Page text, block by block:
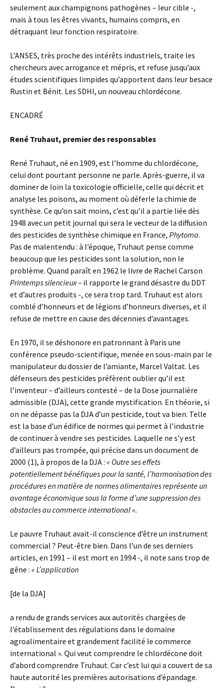
seulement aux champignons pathogènes – leur cible -,
mais à tous les êtres vivants, humains compris, en
détraquant leur fonction respiratoire.
L’ANSES, très proche des intérêts industriels, traite les
chercheurs avec arrogance et mépris, et refuse jusqu’aux
études scientifiques limpides qu’apportent dans leur besace
Rustin et Bénit. Les SDHI, un nouveau chlordécone.
ENCADRÉ
René Truhaut, premier des responsables
René Truhaut, né en 1909, est l’homme du chlordécone,
celui dont pourtant personne ne parle. Après-guerre, il va
dominer de loin la toxicologie officielle, celle qui décrit et
analyse les poisons, au moment où déferle la chimie de
synthèse. Ce qu’on sait moins, c’est qu’il a partie liée dès
1948 avec un petit journal qui sera le vecteur de la diffusion
des pesticides de synthèse chimique en France, Phytoma.
Pas de malentendu : à l’époque, Truhaut pense comme
beaucoup que les pesticides sont la solution, non le
problème. Quand paraît en 1962 le livre de Rachel Carson
Printemps silencieux – il rapporte le grand désastre du DDT
et d’autres produits -, ce sera trop tard. Truhaut est alors
comblé d’honneurs et de légions d’honneurs diverses, et il
refuse de mettre en cause des décennies d’avantages.
En 1970, il se déshonore en patronnant à Paris une
conférence pseudo-scientifique, menée en sous-main par le
manipulateur du dossier de l’amiante, Marcel Valtat. Les
défenseurs des pesticides préfèrent oublier qu’il est
l’inventeur – d’ailleurs contesté – de la Dose journalière
admissible (DJA), cette grande mystification. En théorie, si
on ne dépasse pas la DJA d’un pesticide, tout va bien. Telle
est la base d’un édifice de normes qui permet à l’industrie
de continuer à vendre ses pesticides. Laquelle ne s’y est
d’ailleurs pas trompée, qui précise dans un document de
2000 (1), à propos de la DJA : « Outre ses effets
potentiellement bénéfiques pour la santé, l’harmonisation des
procédures en matière de normes alimentaires représente un
avantage économique sous la forme d’une suppression des
obstacles au commerce international ».
Le pauvre Truhaut avait-il conscience d’être un instrument
commercial ? Peut-être bien. Dans l’un de ses derniers
articles, en 1991 – il est mort en 1994 -, il note sans trop de
gêne : « L’application
[de la DJA]
a rendu de grands services aux autorités chargées de
l’établissement des régulations dans le domaine
agroalimentaire et grandement facilité le commerce
international ». Qui veut comprendre le chlordécone doit
d’abord comprendre Truhaut. Car c’est lui qui a couvert de sa
haute autorité les premières autorisations d’épandage.